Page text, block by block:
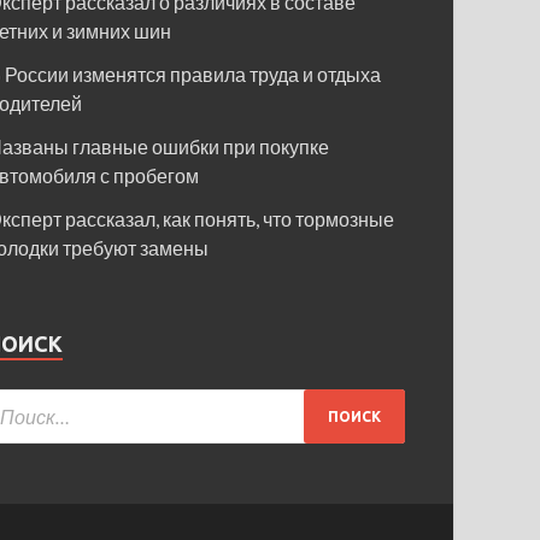
и зимних шин
России изменятся правила труда и отдыха
главные ошибки при покупке
с пробегом
рассказал, как понять, что тормозные
требуют замены